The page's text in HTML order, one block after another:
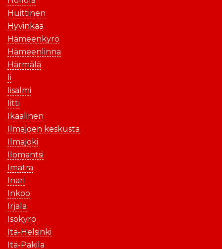
Huittinen
Hyvinkää
Hämeenkyrö
Hämeenlinna
Härmälä
Ii
Iisalmi
Iitti
Ikaalinen
Ilmajoen keskusta
Ilmajoki
Ilomantsi
Imatra
Inari
Inkoo
Irjala
Isokyrö
Itä-Helsinki
Itä-Pakila